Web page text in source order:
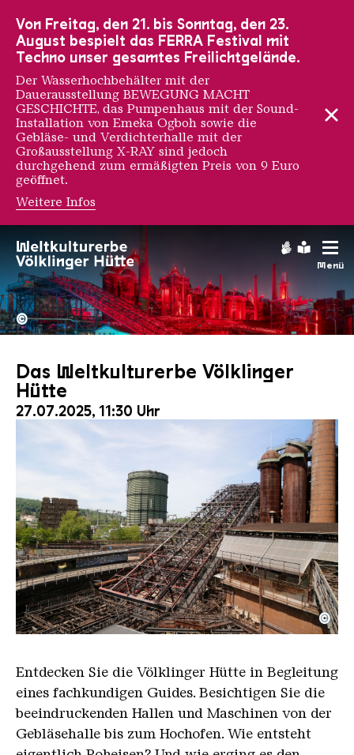
Menü
Hochofengruppe in Rot
Copyright:
©
Das Weltkulturerbe Völklinger
Hütte
27.07.2025, 11:30 Uhr
Der Erzschrägaufzug der Völklinger Hütte mit
Copyright: Weltkulturerbe Völklinger Hütte | Karl
©
Entdecken Sie die Völklinger Hütte in Begleitung
eines fachkundigen Guides. Besichtigen Sie die
beeindruckenden Hallen und Maschinen von der
Gebläsehalle bis zum Hochofen. Wie entsteht
Von Freitag, den 21. bis Sonntag, den 23.
August bespielt das FERRA Festival mit
Techno unser gesamtes Freilichtgelände.
Der Wasserhochbehälter mit der
Dauerausstellung BEWEGUNG MACHT
GESCHICHTE, das Pumpenhaus mit der Sound-
Installation von Emeka Ogboh sowie die
Gebläse- und Verdichterhalle mit der
Großausstellung X-RAY sind jedoch
durchgehend zum ermäßigten Preis von 9 Euro
geöffnet.
Weitere Infos